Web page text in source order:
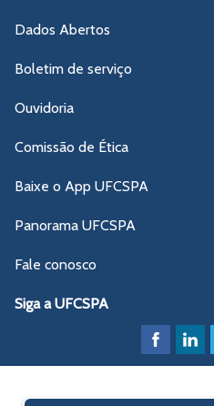
Dados Abertos
Boletim de serviço
Ouvidoria
Comissão de Ética
Baixe o App UFCSPA
Panorama UFCSPA
Fale conosco
Siga a UFCSPA